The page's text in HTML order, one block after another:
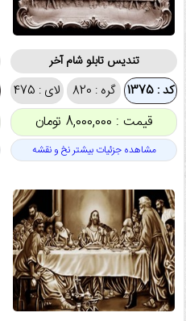
تندیس تابلو شام آخر
کد : 1375 گره : 820 لای : 475
قیمت : 8,000,000 تومان
مشاهده جزئیات بیشتر نخ و نقشه